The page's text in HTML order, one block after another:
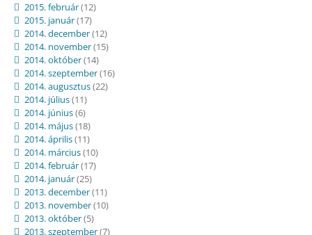
2015. február(12)
2015. január(17)
2014. december(12)
2014. november(15)
2014. október(14)
2014. szeptember(16)
2014. augusztus(22)
2014. július(11)
2014. június(6)
2014. május(18)
2014. április(11)
2014. március(10)
2014. február(17)
2014. január(25)
2013. december(11)
2013. november(10)
2013. október(5)
2013. szeptember(7)